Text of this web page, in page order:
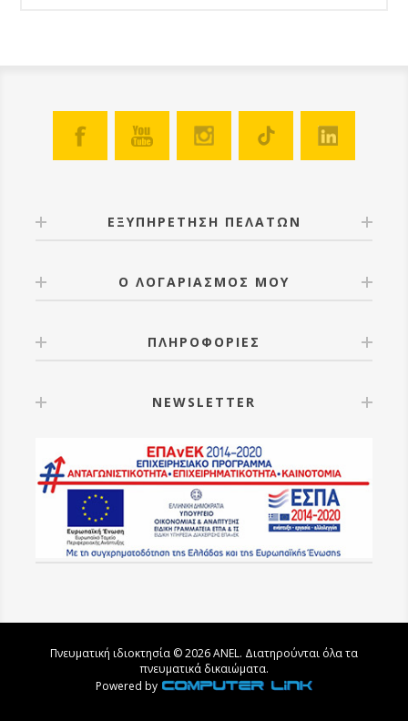
ΕΞΥΠΗΡΕΤΗΣΗ ΠΕΛΑΤΩΝ
Ο ΛΟΓΑΡΙΑΣΜΟΣ ΜΟΥ
ΠΛΗΡΟΦΟΡΙΕΣ
NEWSLETTER
Πνευματική ιδιοκτησία © 2026 ANEL. Διατηρούνται όλα τα
πνευματικά δικαιώματα.
Powered by